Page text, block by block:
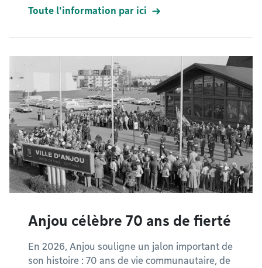
Toute l'information par ici
Anjou célèbre 70 ans de fierté
En 2026, Anjou souligne un jalon important de
son histoire : 70 ans de vie communautaire, de